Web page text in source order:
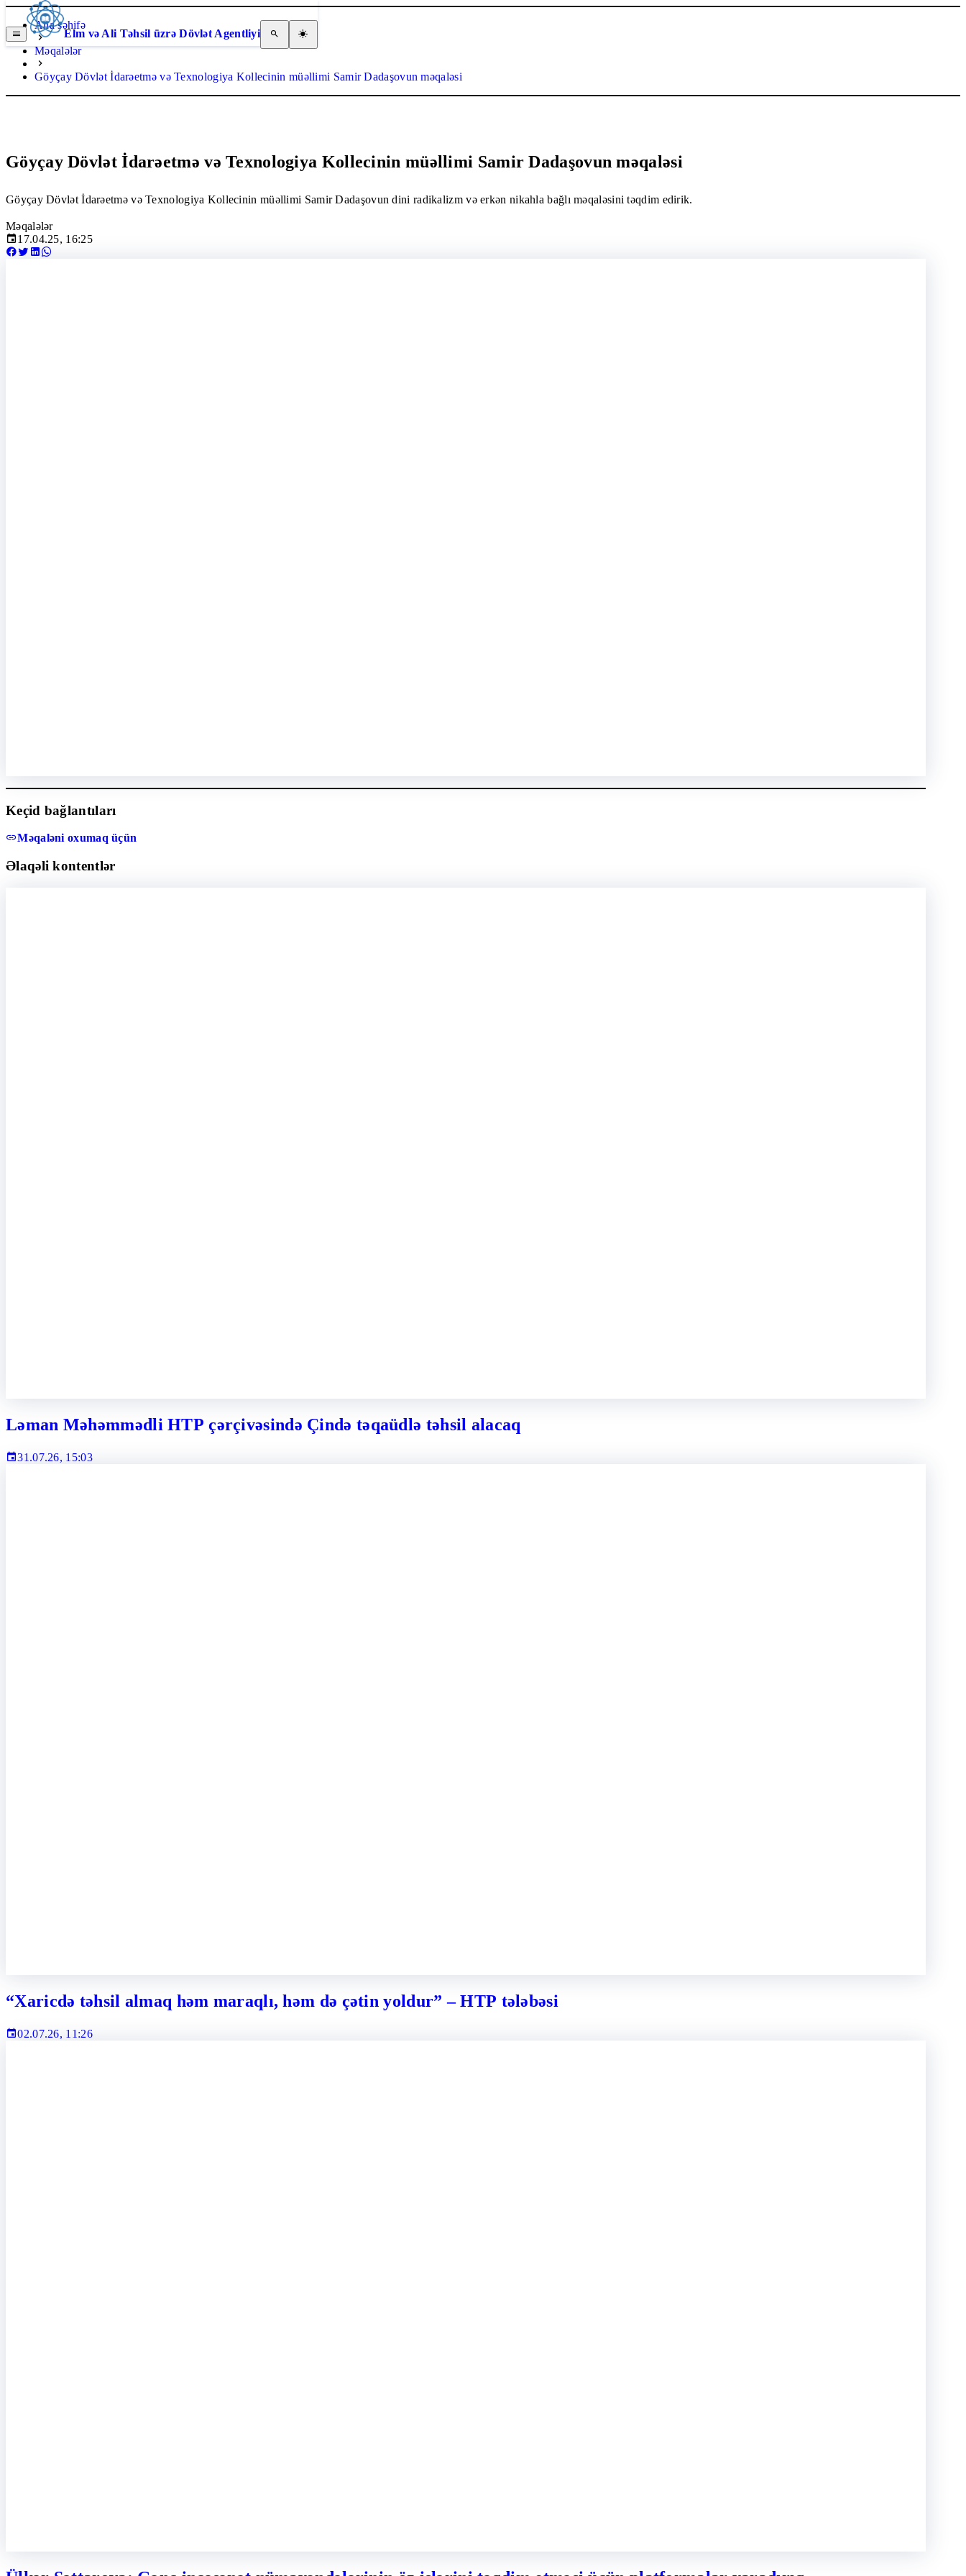
Elm və Ali Təhsil üzrə Dövlət Agentliyi
Ana səhifə
Məqalələr
Göyçay Dövlət İdarəetmə və Texnologiya Kollecinin müəllimi Samir Dadaşovun məqaləsi
Göyçay Dövlət İdarəetmə və Texnologiya Kollecinin müəllimi Samir Dadaşovun məqaləsi
Göyçay Dövlət İdarəetmə və Texnologiya Kollecinin müəllimi Samir Dadaşovun dini radikalizm və erkən nikahla bağlı məqaləsini təqdim edirik.
Məqalələr
17.04.25, 16:25
Keçid bağlantıları
Məqaləni oxumaq üçün
Əlaqəli kontentlər
Ləman Məhəmmədli HTP çərçivəsində Çində təqaüdlə təhsil alacaq
31.07.26, 15:03
“Xaricdə təhsil almaq həm maraqlı, həm də çətin yoldur” – HTP tələbəsi
02.07.26, 11:26